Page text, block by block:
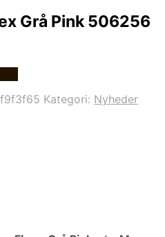
Grå Pink 506256
Kategori: Nyheder